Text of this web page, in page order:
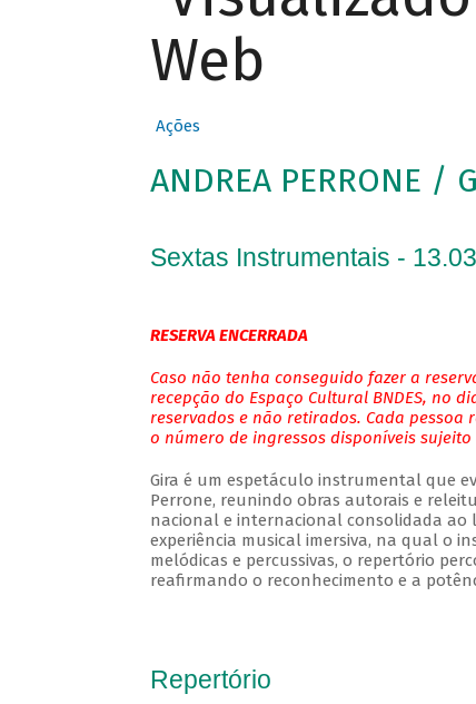
Web
Ações
ANDREA PERRONE /
Sextas Instrumentais -
RESERVA ENCERRADA
Caso não tenha conseguido fazer a
recepção do Espaço Cultural BNDES, no
reservados e não retirados. Cada
o número de ingressos disponíveis
Gira é um espetáculo instrumental que
Perrone, reunindo obras autorais e
nacional e internacional consolidada ao
experiência musical imersiva, na qual o
melódicas e percussivas, o repertório
reafirmando o reconhecimento e a
Repertório